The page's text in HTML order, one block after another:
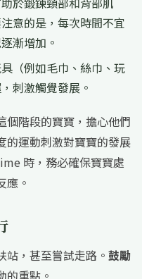
意的是，每次時間不宜
漸增加。
（例如毛巾、絲巾、玩
刺激觸覺發展。
個階段的寶寶，擔心他們
的運動刺激對寶寶的發展
時，務必確保寶寶處
應。
，甚至嘗試走路。 鼓勵
的重點。